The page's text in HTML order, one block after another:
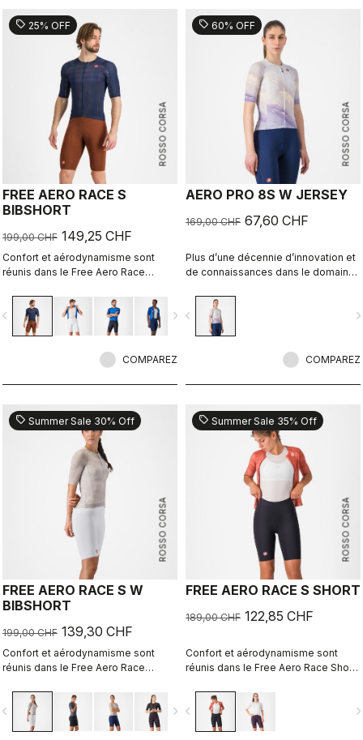
soufflerie, donc tu sais que tu ne
sacrifies pas la vitesse pour rester
ROSSO CORSA
sell 25% OFF
FREE AERO RACE S
BIBSHORT
199,00 CHF 149,25 CHF
Confort et aérodynamisme sont
réunis dans le Free Aero Race
confortable à ce jour.
navigate_next
COMPAREZ
ROSSO CORSA
sell 60% OFF
AERO PRO 8S W JERSEY
169,00 CHF 67,60 CHF
Plus d’une décennie d’innovation et
de connaissances dans le domaine
rapide l’est désormais encore plus.
navigate_before
COMPAREZ
ROSSO CORSA
sell Summer Sale 30% Off
FREE AERO RACE S W
BIBSHORT
199,00 CHF 139,30 CHF
Confort et aérodynamisme sont
réunis dans le Free Aero Race
confortable à ce jour.
navigate_next
ROSSO CORSA
sell Summer Sale 35% Off
FREE AERO RACE S SHORT
189,00 CHF 122,85 CHF
Confort et aérodynamisme sont
réunis dans le Free Aero Race Short
à ce jour.
navigate_before